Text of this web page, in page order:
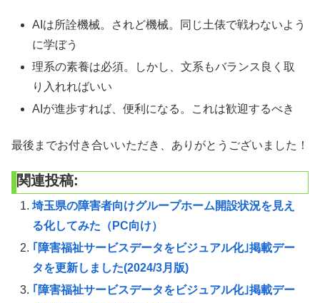
AIは所詮機械。されど機械。同じ土俵で戦わないよう
に学ぼう
理系の素養は必須。しかし、文系もバランス良く取
り入れればいい
AIが進歩すれば、便利になる。これは歓迎するべき
最後までお付き合いいただき、ありがとうございました！
関連投稿:
埼玉県の障害者向けグループホーム開設状況を見え
る化してみた（PC向け）
｢障害福祉サービスデータをビジュアル化｣掲載デー
タを更新しました(2024/3月版)
｢障害福祉サービスデータをビジュアル化｣掲載デー